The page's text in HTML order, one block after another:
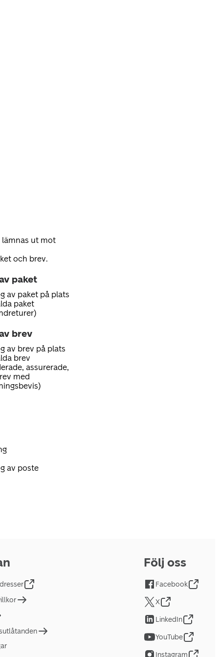
ut mot
och brev.
paket
av paket på plats
paket
brev
av brev på plats
brev
assurerade,
med
av poste
Följ oss
Facebook
X
LinkedIn
YouTube
Instagram